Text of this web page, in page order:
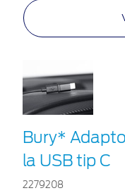
Bury*
la USB tip C
2279208